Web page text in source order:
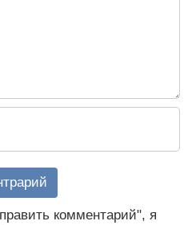
комментарий", я